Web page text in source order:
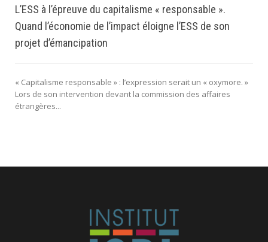
L’ESS à l’épreuve du capitalisme « responsable ».
Quand l’économie de l’impact éloigne l’ESS de son
projet d’émancipation
« Capitalisme responsable » : l’expression serait un « oxymore. »
Lors de son intervention devant la commission des affaires
étrangères...